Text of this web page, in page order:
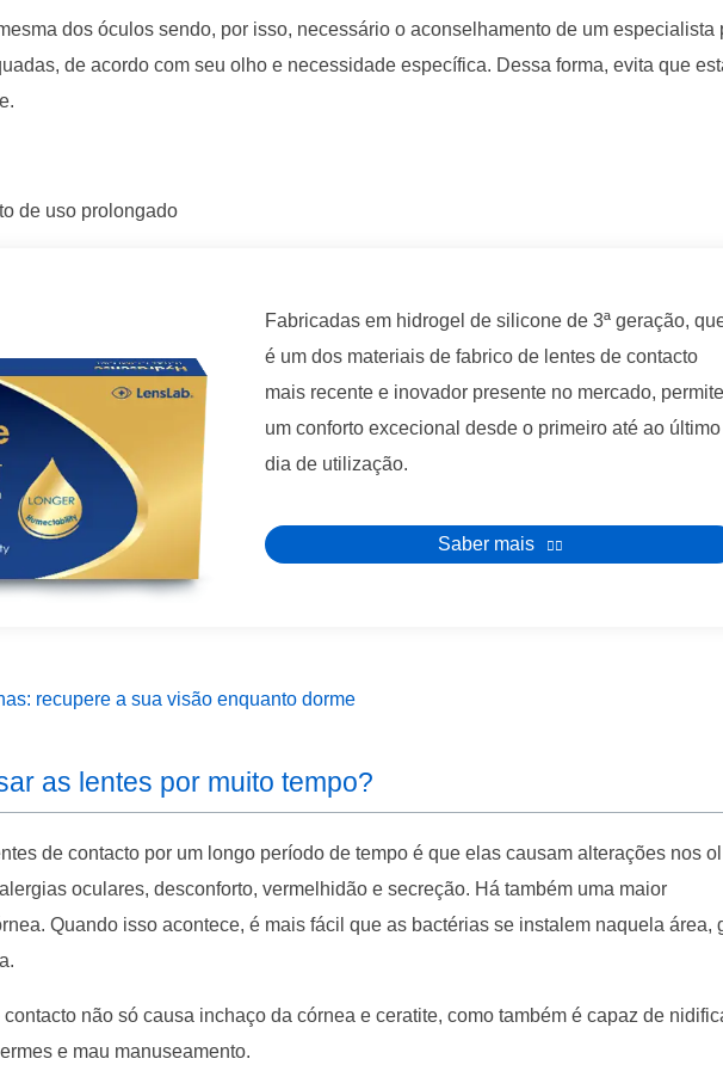
dos óculos sendo, por isso, necessário o aconselhamento de um especialista
de acordo com seu olho e necessidade específica. Dessa forma, evita que
de uso prolongado
Fabricadas em hidrogel de silicone de 3ª geração,
é um dos materiais de fabrico de lentes de contacto
mais recente e inovador presente no mercado, permite
um conforto excecional desde o primeiro até ao último
dia de utilização.
Saber mais
recupere a sua visão enquanto dorme
as lentes por muito tempo?
de contacto por um longo período de tempo é que elas causam alterações nos
oculares, desconforto, vermelhidão e secreção. Há também uma maior
Quando isso acontece, é mais fácil que as bactérias se instalem naquela área,
não só causa inchaço da córnea e ceratite, como também é capaz de
e mau manuseamento.